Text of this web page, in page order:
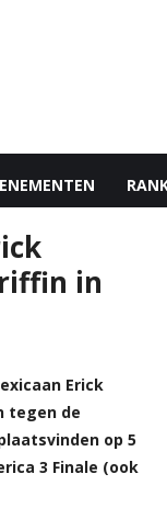
in
Erick
tegen de
op 5
3 Finale (ook